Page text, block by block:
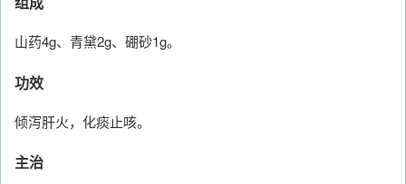
山药4g、青黛2g、硼砂1g。
功效
倾泻肝火，化痰止咳。
主治